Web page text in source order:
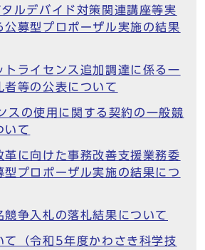
ルデバイド対策関連講座等実
公募型プロポーザル実施の結果
トライセンス追加調達に係る一
者等の公表について
の使用に関する契約の一般競
いて
革に向けた事務改善支援業務委
型プロポーザル実施の結果につ
競争入札の落札結果について
て（令和5年度かわさき科学技